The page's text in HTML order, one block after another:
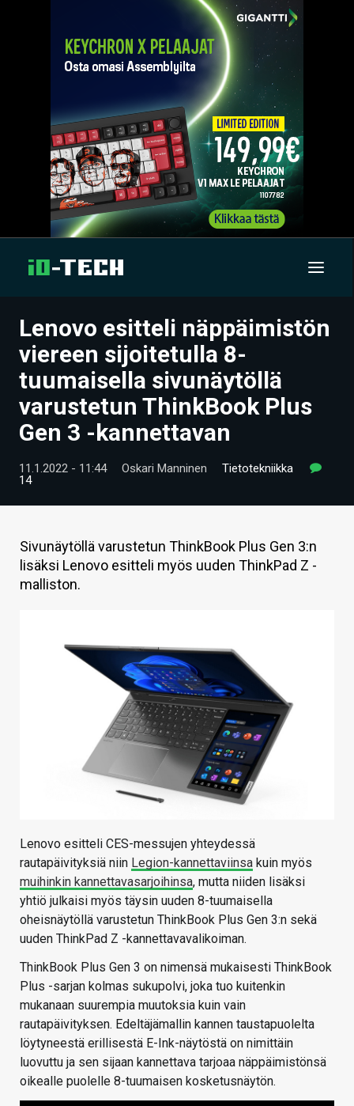
UUTISET
ARTIKKELIT
VIDEOT
TECHBBS
TIETOA
HINTA.FI
KAUPPA
VAIHDA TEEMA
Lenovo esitteli näppäimistön
viereen sijoitetulla 8-
tuumaisella sivunäytöllä
varustetun ThinkBook Plus
Gen 3 -kannettavan
11.1.2022 - 11:44 Oskari Manninen
Tietotekniikka
14
Sivunäytöllä varustetun ThinkBook Plus Gen 3:n
lisäksi Lenovo esitteli myös uuden ThinkPad Z -
malliston.
Lenovo esitteli CES-messujen yhteydessä
rautapäivityksiä niin Legion-kannettaviinsa kuin myös
muihinkin kannettavasarjoihinsa, mutta niiden lisäksi
yhtiö julkaisi myös täysin uuden 8-tuumaisella
oheisnäytöllä varustetun ThinkBook Plus Gen 3:n sekä
uuden ThinkPad Z -kannettavavalikoiman.
ThinkBook Plus Gen 3 on nimensä mukaisesti ThinkBook
Plus -sarjan kolmas sukupolvi, joka tuo kuitenkin
mukanaan suurempia muutoksia kuin vain
rautapäivityksen. Edeltäjämallin kannen taustapuolelta
löytyneestä erillisestä E-Ink-näytöstä on nimittäin
luovuttu ja sen sijaan kannettava tarjoaa näppäimistönsä
oikealle puolelle 8-tuumaisen kosketusnäytön.